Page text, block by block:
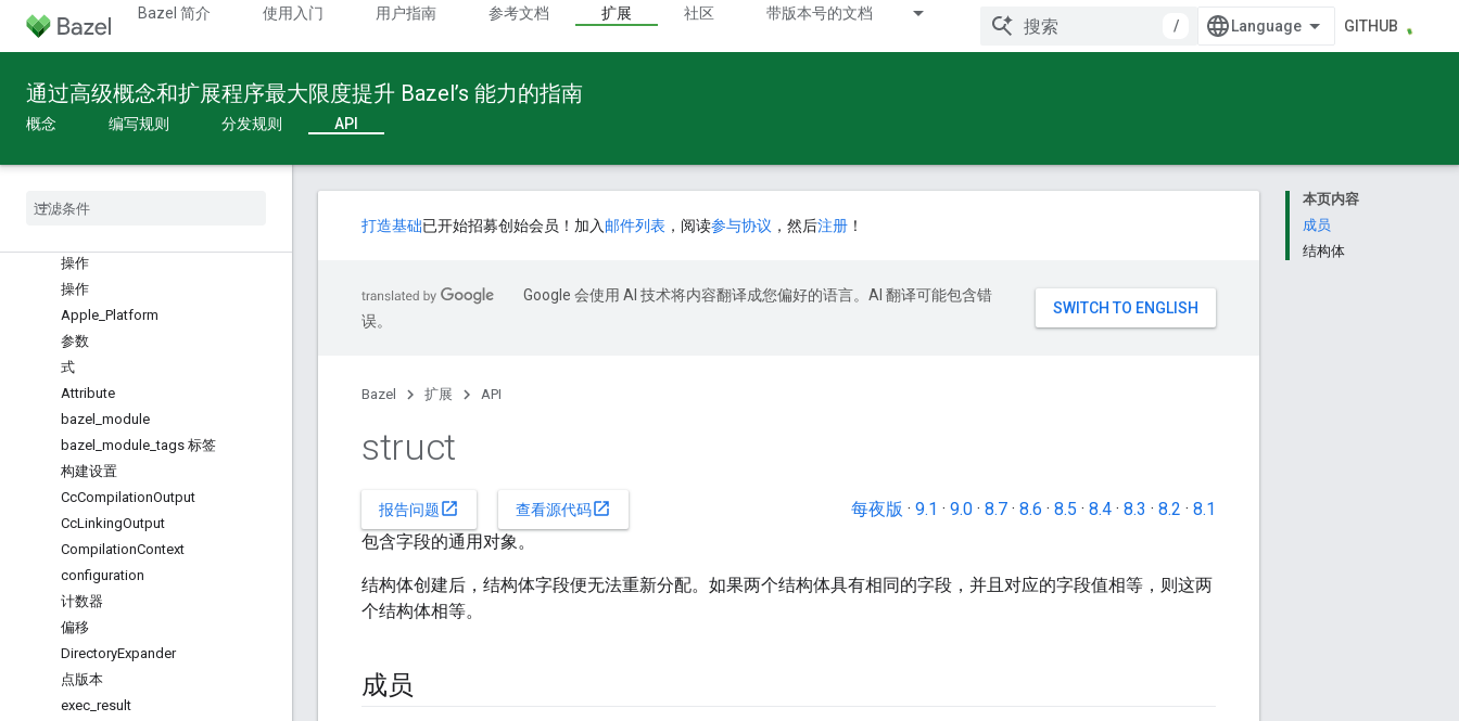
Bazel 简介 使用入门 用户指南 参考文档 扩展 社区 带版本号的文档
/ GITHUB
通过高级概念和扩展程序最大限度提升 Bazel’s 能力的指南
概念 编写规则 分发规则 API
Build API
概览
全局函数
内置类型
操作
操作
Apple Platform
参数
式
Attribute
bazel module
bazel module _tags 标签
构建设置
CcCompilationOutput
CcLinkingOutput
CompilationContext
configuration
计数器
偏移
DirectoryExpander
点版本
exec result
本页内容
成员
结构体
打造基础已开始招募创始会员！加入 邮件列表 ，阅读参与协议 ，然后注册 ！
Google 会使用 AI 技术将内容翻译成您偏好的语言。AI 翻译可能包含错
误。
Bazel 扩展 API
struct
报告问题open_in_new 查看源代码open_in_new 每夜版 · 9.1 · 9.0 · 8.7 · 8.6 · 8.5 · 8.4 · 8.3 · 8.2 · 8.1
包含字段的通用对象。
结构体创建后，结构体字段便无法重新分配。如果两个结构体具有相同的字段，并且对应的字段值相等，则这两
个结构体相等。
成员